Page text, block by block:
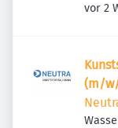
vor 2
(m/